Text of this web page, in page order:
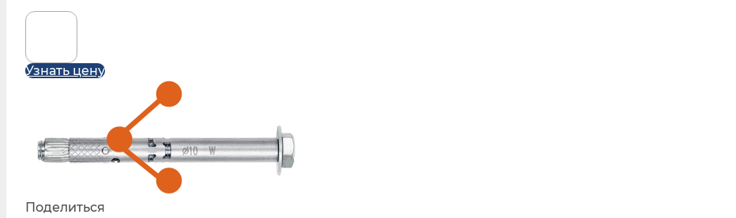
Узнать цену
Поделиться